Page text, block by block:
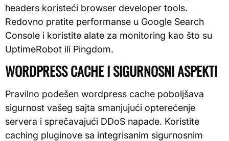
headers koristeći browser developer tools.
Redovno pratite performanse u Google Search
Console i koristite alate za monitoring kao što su
UptimeRobot ili Pingdom.
WORDPRESS CACHE I SIGURNOSNI ASPEKTI
Pravilno podešen wordpress cache poboljšava
sigurnost vašeg sajta smanjujući opterećenje
servera i sprečavajući DDoS napade. Koristite
caching pluginove sa integrisanim sigurnosnim